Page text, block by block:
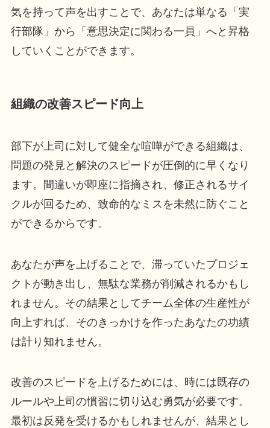
気を持って声を出すことで、あなたは単なる「実
行部隊」から「意思決定に関わる一員」へと昇格
していくことができます。
組織の改善スピード向上
部下が上司に対して健全な喧嘩ができる組織は、
問題の発見と解決のスピードが圧倒的に早くなり
ます。間違いが即座に指摘され、修正されるサイ
クルが回るため、致命的なミスを未然に防ぐこと
ができるからです。
あなたが声を上げることで、滞っていたプロジェ
クトが動き出し、無駄な業務が削減されるかもし
れません。その結果としてチーム全体の生産性が
向上すれば、そのきっかけを作ったあなたの功績
は計り知れません。
改善のスピードを上げるためには、時には既存の
ルールや上司の慣習に切り込む勇気が必要です。
最初は反発を受けるかもしれませんが、結果とし